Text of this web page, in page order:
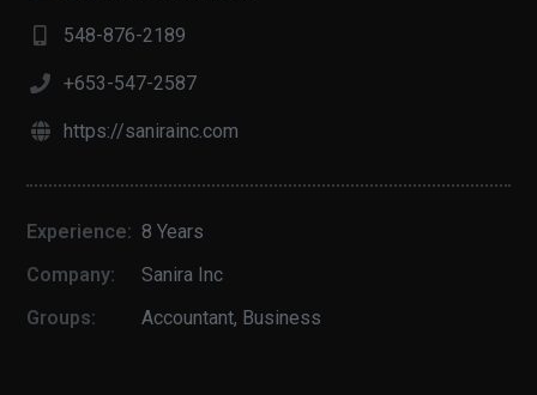
548-876-2189
+653-547-2587
https://sanirainc.com
Experience: 8 Years
Company:
Sanira Inc
Groups:
Accountant, Business